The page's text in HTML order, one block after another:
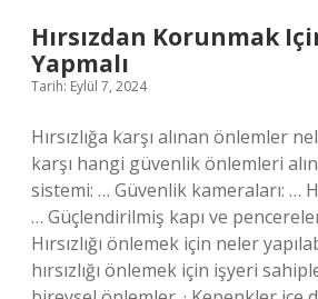
Hırsızdan Korunmak
Yapmalı
Tarih: Eylül 7, 2024
Hırsızlığa karşı alınan önlemler
karşı hangi güvenlik önlemleri
sistemi: … Güvenlik kameraları: …
… Güçlendirilmiş kapı ve
Hırsızlığı önlemek için neler
hırsızlığı önlemek için işyeri